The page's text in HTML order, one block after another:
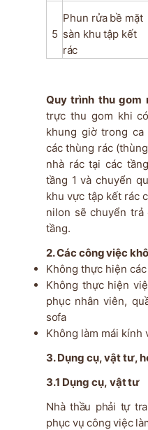
5
Phun rửa bề mặt
sàn khu tập kết
rác
Quy trình thu gom
trực thu gom khi có
khung giờ trong ca
các thùng rác
nhà rác tại các
tầng 1 và chuyển
khu vực tập kết rác
nilon sẽ chuyển trả
tầng.
2. Cáccôngviệc
Không thực hiện
Không thực hiện
phục nhân viên,
sofa
Không làm mái kính
3. Dụng cụ, vậttư,
3.1 Dụng cụ, vậttư
Nhà thầu phải tự
phục vụ công việc